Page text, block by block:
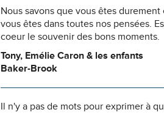
Nous savons que vous êtes
vous êtes dans toutes nos pensées.
coeur le souvenir des bons moments.
Tony, Emélie Caron & les enfants
Baker-Brook
Il n'y a pas de mots pour exprimer à